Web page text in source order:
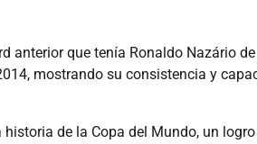
anterior que tenía Ronaldo Nazário de
mostrando su consistencia y
de la Copa del Mundo, un